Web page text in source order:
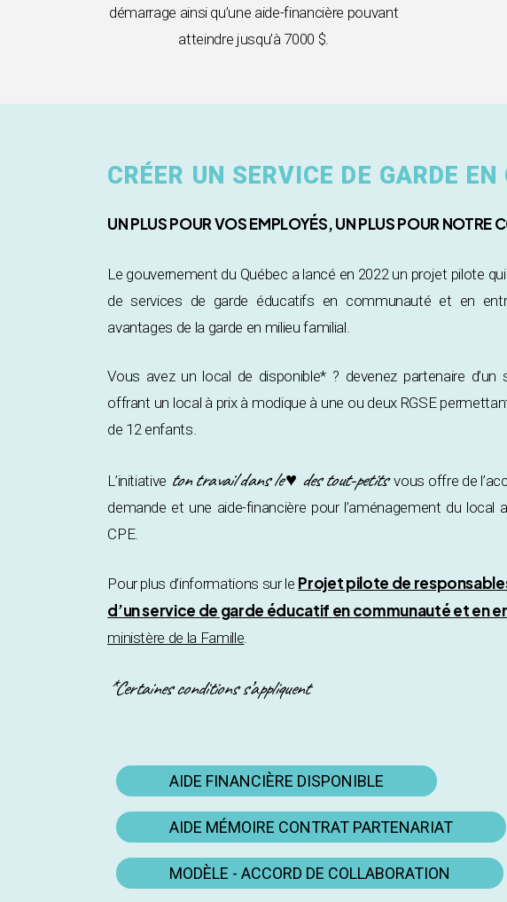
démarrage ainsi qu’une aide-financière pouvant
atteindre jusqu’à 7000 $.
CRÉER UN SERVICE DE GARDE
UN PLUS POUR VOS EMPLOYÉS, UN PLUS POUR NOTRE
Le gouvernement du Québec a lancé en 2022 un projet pilote
de services de garde éducatifs en communauté et en
avantages de la garde en milieu familial.
Vous avez un local de disponible* ? devenez partenaire
offrant un local à prix à modique à une ou deux RGSE
de 12 enfants.
L’initiative ton travail dans le ♥ des tout-petitsvous offre de
demande et une aide-financière pour l’aménagement du
CPE.
Pour plus d’informations sur le Projet pilote de
d’un service de garde éducatif en communauté et en
ministère de la Famille.
*Certaines conditions s’appliquent
AIDE FINANCIÈRE DISPONIBLE
AIDE MÉMOIRE CONTRAT PARTENARIAT
MODÈLE - ACCORD DE COLLABORATION